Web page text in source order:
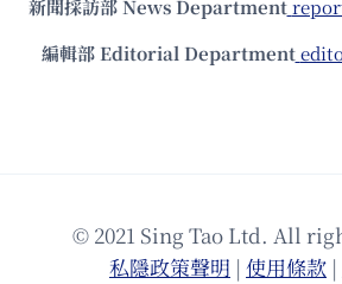
新聞採訪部 News Department
編輯部 Editorial Department
© 2021 Sing Tao Ltd. All
私隱政策聲明 | 使⽤條款 |